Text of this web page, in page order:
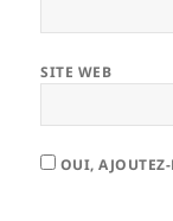
SITE WEB
OUI,